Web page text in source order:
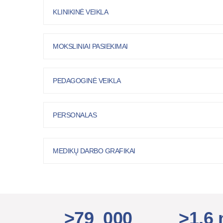
KLINIKINĖ VEIKLA
MOKSLINIAI PASIEKIMAI
PEDAGOGINĖ VEIKLA
PERSONALAS
MEDIKŲ DARBO GRAFIKAI
>79 000 >1,6